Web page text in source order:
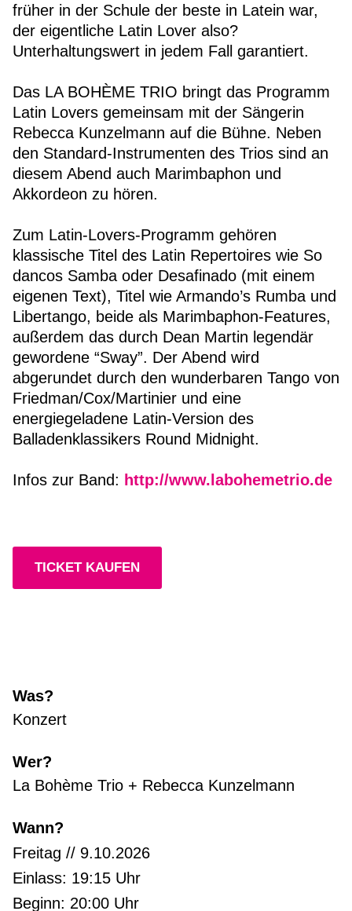
früher in der Schule der beste in Latein war,
der eigentliche Latin Lover also?
Unterhaltungswert in jedem Fall garantiert.
Das LA BOHÈME TRIO bringt das Programm
Latin Lovers gemeinsam mit der Sängerin
Rebecca Kunzelmann auf die Bühne. Neben
den Standard-Instrumenten des Trios sind an
diesem Abend auch Marimbaphon und
Akkordeon zu hören.
Zum Latin-Lovers-Programm gehören
klassische Titel des Latin Repertoires wie So
dancos Samba oder Desafinado (mit einem
eigenen Text), Titel wie Armando’s Rumba und
Libertango, beide als Marimbaphon-Features,
außerdem das durch Dean Martin legendär
gewordene “Sway”. Der Abend wird
abgerundet durch den wunderbaren Tango von
Friedman/Cox/Martinier und eine
energiegeladene Latin-Version des
Balladenklassikers Round Midnight.
Infos zur Band: http://www.labohemetrio.de
TICKET KAUFEN
Was?
Konzert
Wer?
La Bohème Trio + Rebecca Kunzelmann
Wann?
Freitag // 9.10.2026
Einlass: 19:15 Uhr
Beginn: 20:00 Uhr